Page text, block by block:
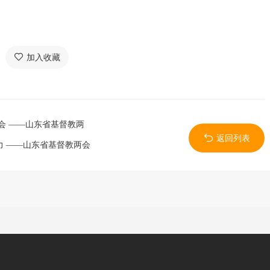
加入收藏
——山东省基督教两
——山东省基督教两会
返回列表